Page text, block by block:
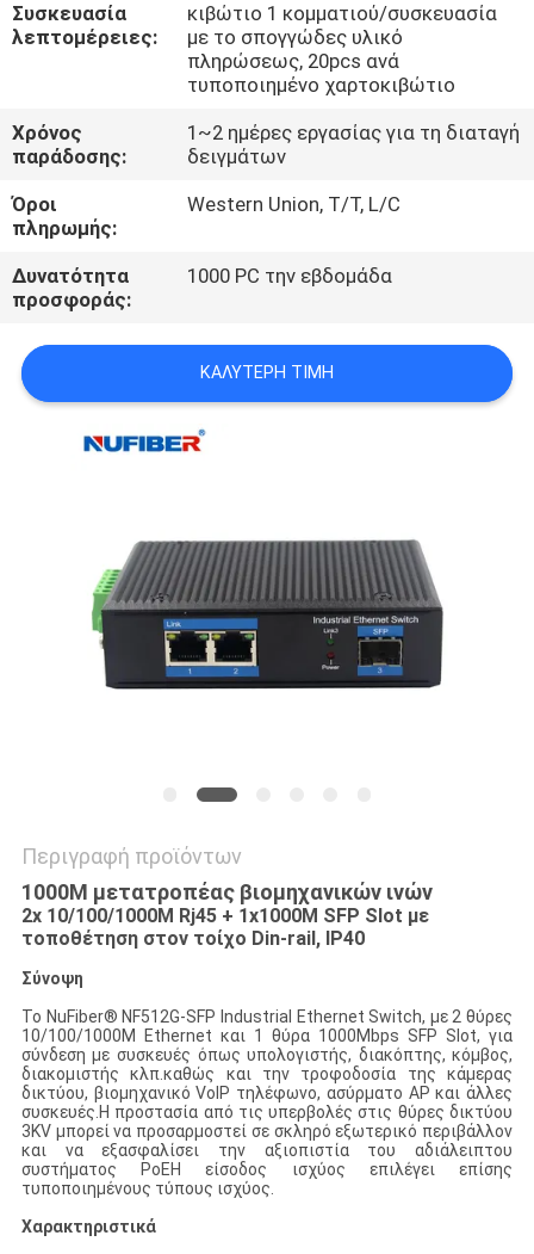
ΣΕ
ΕΙΔΉΣΕΙΣ
ΖΗΤΉΣΤΕ
ΈΝΑ
ΑΠΌΣΠΑΣΜΑ
SITEMAP
ΑΠΟΡΡΉΤΟΥ
Συσκευασία
λεπτομέρειες:
κιβώτιο 1 κομματιού/συσκευασία
με το σπογγώδες υλικό
πληρώσεως, 20pcs ανά
τυποποιημένο χαρτοκιβώτιο
Χρόνος
παράδοσης:
1~2 ημέρες εργασίας για τη διαταγή
δειγμάτων
Όροι
πληρωμής:
Western Union, T/T, L/C
Δυνατότητα
προσφοράς:
1000 PC την εβδομάδα
ΚΑΛΎΤΕΡΗ ΤΙΜΉ
Περιγραφή προϊόντων
1000M μετατροπέας βιομηχανικών ινών
2x 10/100/1000M Rj45 + 1x1000M SFP Slot με
τοποθέτηση στον τοίχο Din-rail, IP40
Σύνοψη
Το NuFiber® NF512G-SFP Industrial Ethernet Switch, με 2 θύρες
10/100/1000M Ethernet και 1 θύρα 1000Mbps SFP Slot, για
σύνδεση με συσκευές όπως υπολογιστής, διακόπτης, κόμβος,
διακομιστής κλπ.καθώς και την τροφοδοσία της κάμερας
δικτύου, βιομηχανικό VoIP τηλέφωνο, ασύρματο AP και άλλες
συσκευές.Η προστασία από τις υπερβολές στις θύρες δικτύου
3KV μπορεί να προσαρμοστεί σε σκληρό εξωτερικό περιβάλλον
και να εξασφαλίσει την αξιοπιστία του αδιάλειπτου
συστήματος PoEΗ είσοδος ισχύος επιλέγει επίσης
τυποποιημένους τύπους ισχύος.
Χαρακτηριστικά